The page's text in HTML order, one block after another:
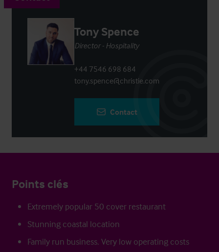
Tony Spence
Director - Hospitality
+44 7546 698 684
tony.spence@christie.com
Contact
Points clés
Extremely popular 50 cover restaurant
Stunning coastal location
Family run business. Very low operating costs